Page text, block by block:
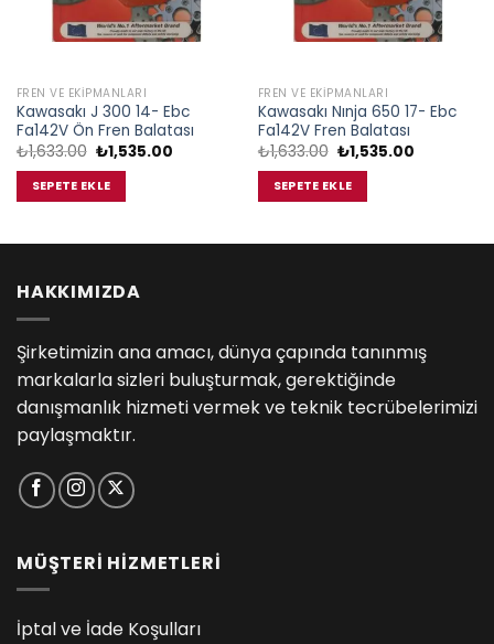
FREN VE EKIPMANLARI
Kawasakı J 300 14- Ebc
Fa142V Ön Fren Balatası
₺1,633.00 Orijinal
fiyat:
₺1,633.00.
₺1,535.00Şu
SEPETE EKLE
FREN VE EKIPMANLARI
Kawasakı Nınja 650 17- Ebc
Fa142V Fren Balatası
₺1,633.00 Orijinal
fiyat:
₺1,633.00.
₺1,535.00Şu
SEPETE EKLE
HAKKIMIZDA
Şirketimizin ana amacı, dünya çapında tanınmış
markalarla sizleri buluşturmak, gerektiğinde
danışmanlık hizmeti vermek ve teknik tecrübelerimizi
paylaşmaktır.
MÜŞTERİ HİZMETLERİ
İptal ve İade Koşulları